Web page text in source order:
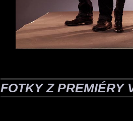
FOTKY Z PREMIÉRY